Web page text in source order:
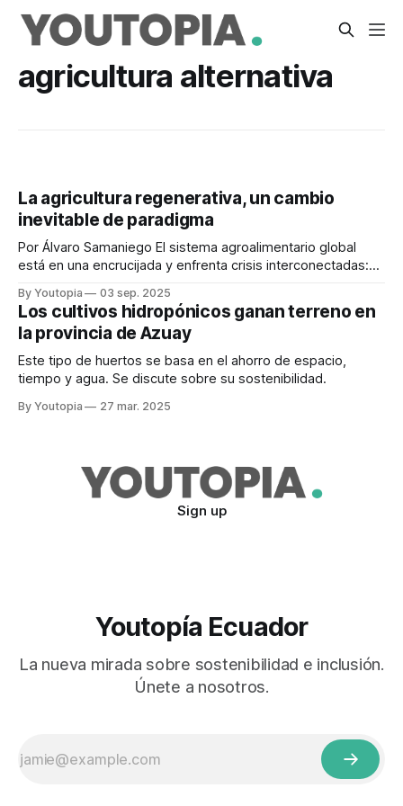
agricultura alternativa
La agricultura regenerativa, un cambio
inevitable de paradigma
Por Álvaro Samaniego El sistema agroalimentario global
está en una encrucijada y enfrenta crisis interconectadas:
pérdida masiva de biodiversidad. La agricultura intensiva ha
contribuido significativamente a estos problemas. En este
contexto, la agricultura regenerativa emerge como una
respuesta holística y basada en la
By Youtopia 03 sep. 2025
Los cultivos hidropónicos ganan terreno en
la provincia de Azuay
Este tipo de huertos se basa en el ahorro de espacio,
tiempo y agua. Se discute sobre su sostenibilidad.
By Youtopia 27 mar. 2025
Sign up
Youtopía Ecuador
La nueva mirada sobre sostenibilidad e inclusión.
Únete a nosotros.